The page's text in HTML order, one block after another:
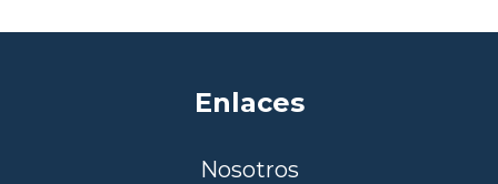
Enlaces
Nosotros